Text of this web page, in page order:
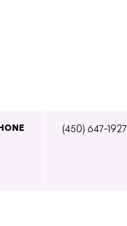
(450) 647-1927